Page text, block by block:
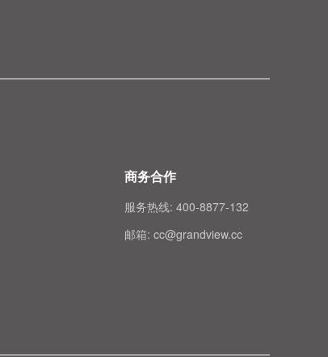
商务合作
服务热线: 400-8877-132
邮箱: cc@grandview.cc